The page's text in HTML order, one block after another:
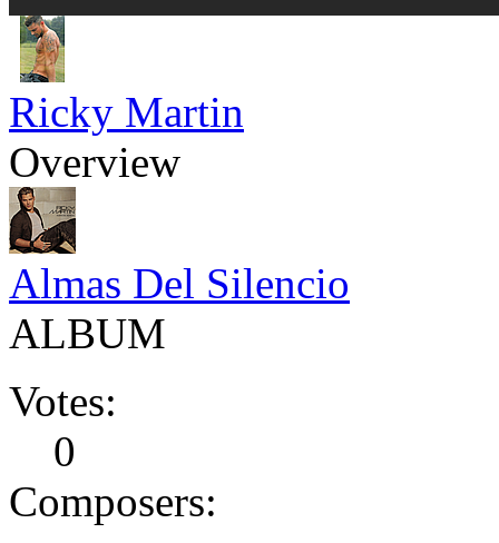
Ricky Martin
Overview
Almas Del Silencio
ALBUM
Votes:
0
Composers: